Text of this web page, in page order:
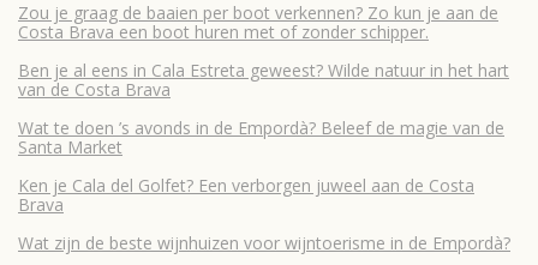
Zou je graag de baaien per boot verkennen? Zo kun je aan de
Costa Brava een boot huren met of zonder schipper.
Ben je al eens in Cala Estreta geweest? Wilde natuur in het hart
van de Costa Brava
Wat te doen ’s avonds in de Empordà? Beleef de magie van de
Santa Market
Ken je Cala del Golfet? Een verborgen juweel aan de Costa
Brava
Wat zijn de beste wijnhuizen voor wijntoerisme in de Empordà?